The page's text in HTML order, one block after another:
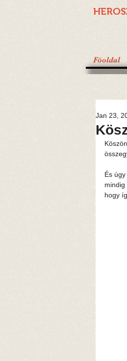
Föoldal
Jan 23,
És
mindig
hogy